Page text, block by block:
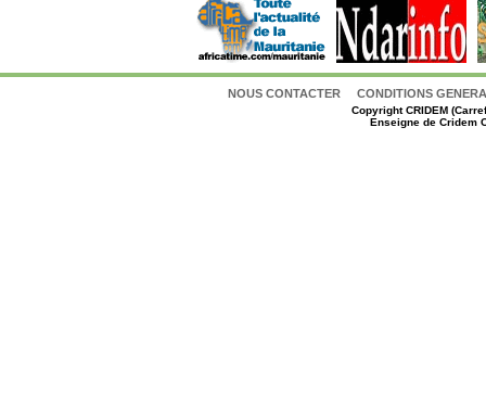
NOUS CONTACTER CONDITIONS
CopyrightCRIDEM
Enseigne de Cridem